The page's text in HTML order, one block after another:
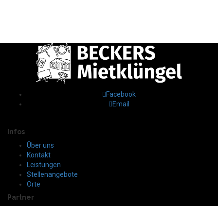
Facebook
Email
Infos
Über uns
Kontakt
Leistungen
Stellenangebote
Orte
Partner